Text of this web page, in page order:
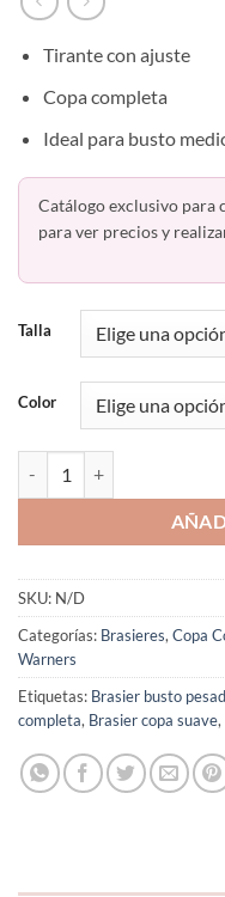
Tirante con ajuste
Copa completa
Ideal para busto
Catálogo exclusivo para
para ver precios y
Talla
Color
SKU: N/D
Categorías: Brasieres,Copa
Warners
Etiquetas: Brasier busto
completa, Brasier copa suave,